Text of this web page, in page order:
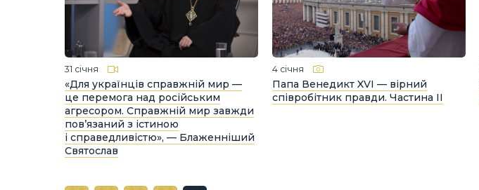
31 січня
«Для українців справжній мир —
це перемога над російським
агресором. Справжній мир завжди
пов’язаний з істиною
і справедливістю», — Блаженніший
Святослав
4 січня
Папа Венедикт XVI — вірний
співробітник правди. Частина ІІ